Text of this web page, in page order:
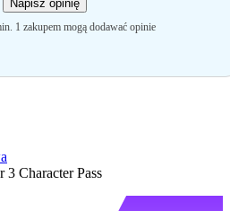
Napisz opinię
1 zakupem mogą dodawać opinie
3 Character Pass